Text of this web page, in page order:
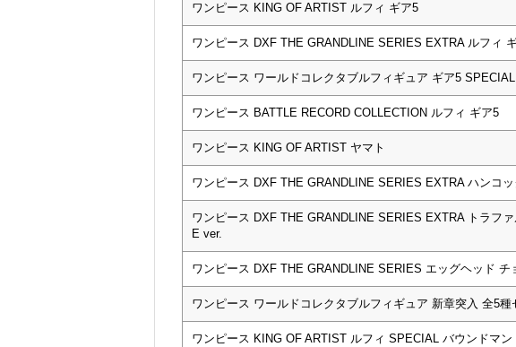
ワンピース KING OF ARTIST ルフィ ギア5
ワンピース DXF THE GRANDLINE SERIES EXTRA ルフィ
ワンピース ワールドコレクタブルフィギュア ギア5
ワンピース BATTLE RECORD COLLECTION ルフィ ギア5
ワンピース KING OF ARTIST ヤマト
ワンピース DXF THE GRANDLINE SERIES EXTRA ハンコッ
ワンピース DXF THE GRANDLINE SERIES EXTRA トラフ
E ver.
ワンピース DXF THE GRANDLINE SERIES エッグヘッド チ
ワンピース ワールドコレクタブルフィギュア 新章突入 全5種
ワンピース KING OF ARTIST ルフィ SPECIAL バウンドマン